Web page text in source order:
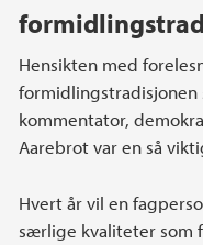
Hensikten med
formidlingstradisjonen
kommentator,
Aarebrot var en så
Hvert år vil en
særlige kvaliteter som